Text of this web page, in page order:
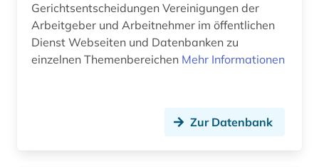
Gerichtsentscheidungen Vereinigungen der
Arbeitgeber und Arbeitnehmer im öffentlichen
Dienst Webseiten und Datenbanken zu
einzelnen Themenbereichen Mehr Informationen
Zur Datenbank